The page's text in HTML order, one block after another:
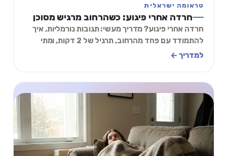
טראומה ישראלית
חרדה אחרי פיגוע: כשהרחוב מרגיש מסוכן
חרדה אחרי פיגוע? מדריך מעשי: תגובות נורמליות, איך
להתמודד עם פחד מהרחוב, תרגיל של 2 דקות, ומתי
לפנות לעזרה מקצועית.
למדריך ←